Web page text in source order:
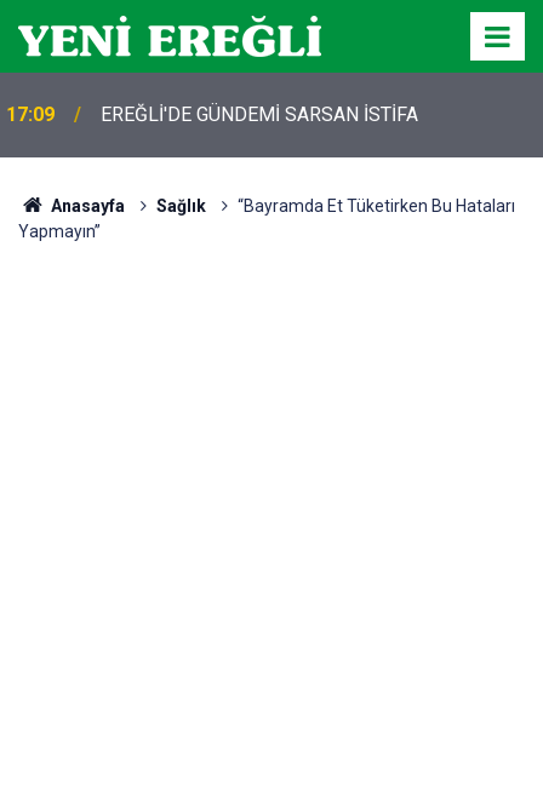
17:09 EREĞLİ'DE GÜNDEMİ SARSAN İSTİFA
Anasayfa Sağlık
“Bayramda Et Tüketirken Bu Hataları
Yapmayın”